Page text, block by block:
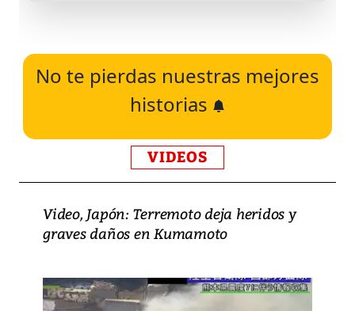
No te pierdas nuestras mejores
historias
VIDEOS
Video, Japón: Terremoto deja heridos y
graves daños en Kumamoto